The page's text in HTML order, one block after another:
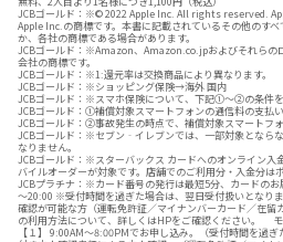
JCBゴールド：※© 2022 Apple Inc. All rights reserved.
Apple Inc.の商標です。本書に記載されているその他のす
か、各社の商標である場合があります。
JCBゴールド：※Amazon、Amazon.co.jpおよびそれらの
会社の商標です。
JCBゴールド：※1:還元率は交換商品により異なります。
JCBゴールド：※ショッピング保険→海外 国内
JCBゴールド：※スマホ保険について、下記①～②の条件を
JCBゴールド：①補償対象スマートフォンの通信料の支払
JCBゴールド：②事故発生の時点で、補償対象スマートフ
JCBゴールド：※セブン‐イレブンでは、一部対象となら
なりません。
JCBゴールド：※スターバックス カードへのオンライン
バイルオーダーが対象です。店舗でのご利用分・入金分は
JCBプラチナ：※カード番号の発行は最短5分、カードの
～20:00 ※受付時間を過ぎた場合は、翌日受付扱いとなり
確認が可能な方（運転免許証／マイナンバーカード／在
の利用方法について、詳しくはHPをご確認ください。
【１】 9:00AM～8:00PMでお申し込み。（受付時間を